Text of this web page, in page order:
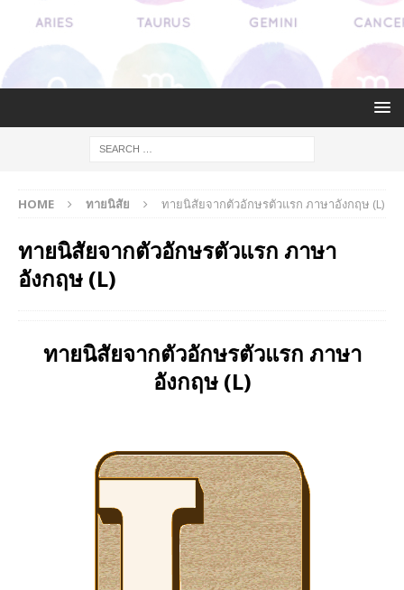
HOME ทายนิสัย ทายนิสัยจากตัวอักษรตัวแรก ภาษาอังกฤษ (L)
ทายนิสัยจากตัวอักษรตัวแรก ภาษา
อังกฤษ (L)
ทายนิสัยจากตัวอักษรตัวแรก ภาษา
อังกฤษ (L)